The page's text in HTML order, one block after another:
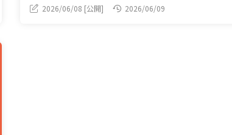
2026/06/08 [公開] 2026/06/09